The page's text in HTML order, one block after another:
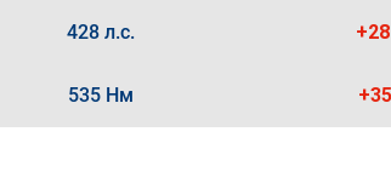
428 л.с.
535 Нм